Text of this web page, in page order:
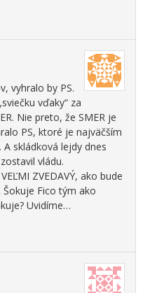
vyhralo by PS.
vďaky“ za
Nie preto, že SMER je
PS, ktoré je najväčším
skládková lejdy dnes
vládu.
ZVEDAVÝ, ako bude
Fico tým ako
Uvidíme…